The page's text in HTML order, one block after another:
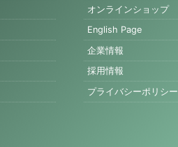
オンラインショップ
English Page
企業情報
採用情報
プライバシーポリシー